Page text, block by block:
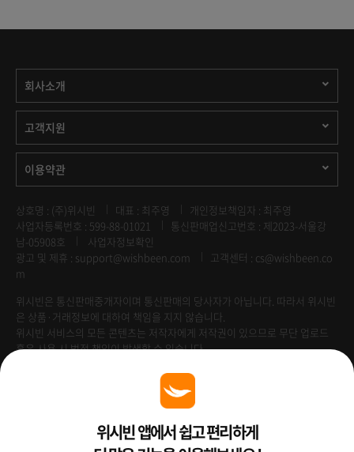
회사소개
고객지원
이용약관
상호명 : (주)위시빈 대표 : 최주영
개인정보책임자 : 최주영
사업자등록번호 : 599-88-01021
통신판매업신고번호 : 제2023-서울강
남-05908호
사업자정보확인
광고 및 제휴 : support@wishbeen.com
고객센터 : cs@wishbeen.co
m
위시빈은 통신판매중개자이며 통신판매의 당사자가 아닙니다. 따라서 위시빈
은 상품·거래정보에 대하여 책임을 지지 않습니다.
위시빈 서비스의 모든 콘텐츠는 저작자에게 저작권이 있으므로 무단 업로드
혹은 사용 시 법적 책임이 발생할 수 있습니다.
Venture Enterprise위시빈 앱에서 쉽고 편리하게